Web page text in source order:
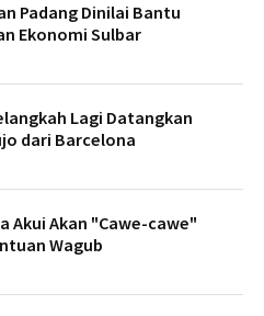
Padang Dinilai Bantu
Ekonomi Sulbar
Lagi Datangkan
dari Barcelona
Akui Akan "Cawe-cawe"
Wagub